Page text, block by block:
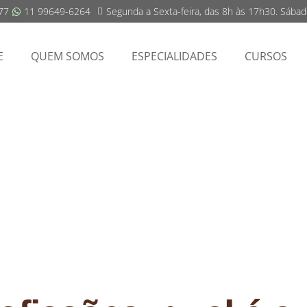
11 99649-6264 Segunda a Sexta-feira, das 8h às 17h30.
QUEM SOMOS ESPECIALIDADES CURSOS